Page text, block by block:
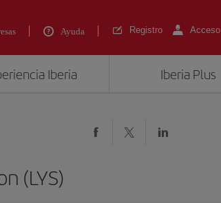
Ayuda Registro Acceso
Iberia Iberia Plus
(LYS)